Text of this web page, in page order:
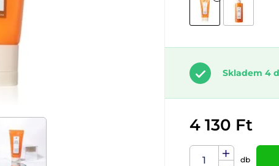
Skladem 4
4 130 Ft
db